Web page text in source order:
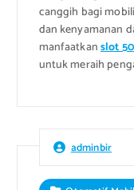
canggih bagi
dan kenyamanan
manfaatkanslot
untuk meraih
adminbir